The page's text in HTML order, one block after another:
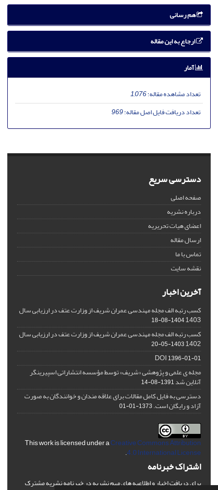
هم رسانی
ارجاع به این مقاله
آمار
تعداد مشاهده مقاله:1,076
تعداد دریافت فایل اصل مقاله:969
دسترسی سریع
صفحه اصلی
درباره نشریه
اعضای هیات تحریریه
ارسال مقاله
تماس با ما
نقشه سایت
آخرین اخبار
کسب رتبه الف مجله مهندسی عمران شریف از وزارت عتف در ارزیابی سال
1403
1404-08-18
کسب رتبه الف مجله مهندسی عمران شریف از وزارت عتف در ارزیابی سال
1402
1403-05-20
DOI1396-01-01
مجله ی علمی و پژوهشی «شریف» توسط مؤسسه انتشاراتی اسپیرینگر
آنلاین شد1391-08-14
دسترسی به فایل کامل مقالات برای علاقه مندان و خوانندگان به صورت
آزاد و رایگان است.1373-01-01
This work is licensed under aCreative Commons Attribution
4.0 International License
.
اشتراک خبرنامه
برای دریافت اخبار و اطلاعیه های مهم نشریه در خبرنامه نشریه مشترک